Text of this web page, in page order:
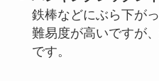
鉄棒などにぶら下が
難易度が高いですが
です。